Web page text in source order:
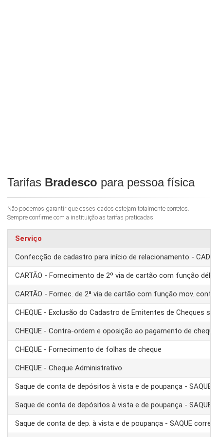
Tarifas Bradesco para pessoa física
Não podemos garantir que esses dados estejam totalmente corretos.
Sempre confirme com a instituição as tarifas praticadas.
Serviço
Confecção de cadastro para início de relacionamento -
CARTÃO - Fornecimento de 2º via de cartão com função
CARTÃO - Fornec. de 2ª via de cartão com função mov. conta
CHEQUE - Exclusão do Cadastro de Emitentes de Cheques
CHEQUE - Contra-ordem e oposição ao pagamento de cheque
CHEQUE - Fornecimento de folhas de cheque
CHEQUE - Cheque Administrativo
Saque de conta de depósitos à vista e de poupança - SAQUE
Saque de conta de depósitos à vista e de poupança - SAQUE
Saque de conta de dep. à vista e de poupança - SAQUE